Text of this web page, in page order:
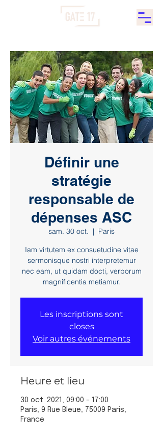
Définir une
stratégie
responsable de
dépenses ASC
sam. 30 oct.
  |
Paris
Iam virtutem ex consuetudine vitae
sermonisque nostri interpretemur
nec eam, ut quidam docti, verborum
magnificentia metiamur.
Les inscriptions sont
closes
Voir autres événements
Heure et lieu
30 oct. 2021, 09:00 – 17:00
Paris, 9 Rue Bleue, 75009 Paris,
France